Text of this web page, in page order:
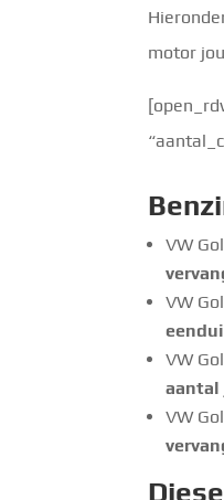
motor
VW
VW
VW
aantal
VW